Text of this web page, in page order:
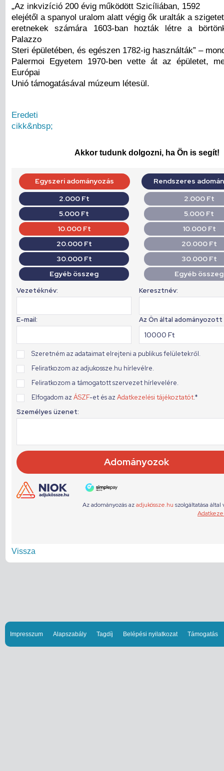
„Az inkvizíció 200 évig működött Szicíliában, 1592
elejétől a spanyol uralom alatt végig ők uralták a
eretnekek számára 1603-ban hozták létre a
Palazzo
Steri épületében, és egészen 1782-ig használták” –
Palermoi Egyetem 1970-ben vette át az épületet,
Európai
Unió támogatásával múzeum létesül.
Eredeti
cikk&nbsp;
Akkor tudunk dolgozni, ha Ön is segít!
Vissza
Impresszum Alapszabály Tagdíj Belépési nyilatkozat Támogatás